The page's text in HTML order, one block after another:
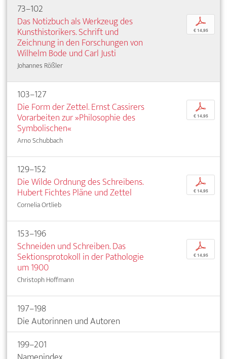
73–102
Das Notizbuch als Werkzeug des
Kunsthistorikers. Schrift und
Zeichnung in den Forschungen von
Wilhelm Bode und Carl Justi
Johannes Rößler
p
€ 14,95
103–127
Die Form der Zettel. Ernst Cassirers
Vorarbeiten zur »Philosophie des
Symbolischen«
Arno Schubbach
p
€ 14,95
129–152
Die Wilde Ordnung des Schreibens.
Hubert Fichtes Pläne und Zettel
Cornelia Ortlieb
p
€ 14,95
153–196
Schneiden und Schreiben. Das
Sektionsprotokoll in der Pathologie
um 1900
Christoph Hoffmann
p
€ 14,95
197–198
Die Autorinnen und Autoren
199–201